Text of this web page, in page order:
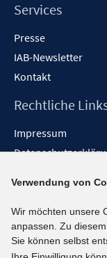
Services
Presse
IAB-Newsletter
Kontakt
Rechtliche
Impressum
Barrieren melden
Social-Media-
BlueSky
Verwendung von
Wir möchten unsere
anpassen. Zu
Sie können selbst